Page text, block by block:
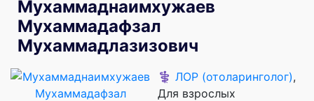
Мухаммаднаимхужаев
Мухаммадафзал
Мухаммадлазизович
⚕️ ЛОР (отоларинголог),
Для взрослых